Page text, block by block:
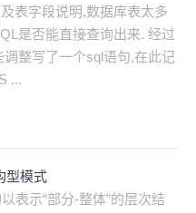
表字段说明,数据库表太多
是否能直接查询出来. 经过
整写了一个sql语句,在此记
...
型模式
表示“部分-整体”的层次结